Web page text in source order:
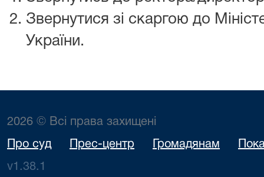
Звернутися зі скаргою до
України.
2026 © Всі права захищені
Про суд Прес-центр Громадянам
v1.38.1